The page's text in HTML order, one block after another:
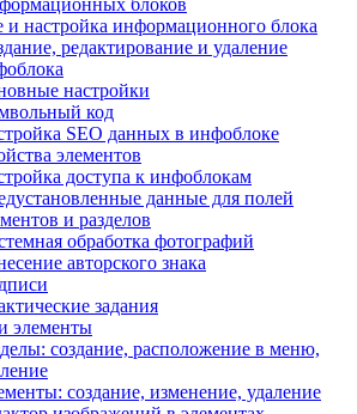
блоков
и настройка информационного блока
редактирование и удаление
настройки
код
SEO данных в инфоблоке
элементов
доступа к инфоблокам
данные для полей
и разделов
обработка фотографий
авторского знака
задания
элементы
создание, расположение в меню,
создание, изменение, удаление